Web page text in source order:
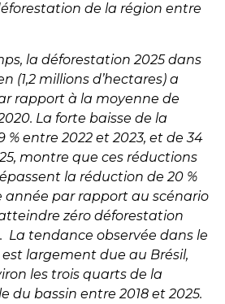
de la région entre
la déforestation 2025 dans
(1,2 millions d’hectares) a
rapport à la moyenne de
La forte baisse de la
entre 2022 et 2023, et de 34
montre que ces réductions
la réduction de 20 %
année par rapport au scénario
zéro déforestation
La tendance observée dans le
largement due au Brésil,
les trois quarts de la
du bassin entre 2018 et 2025.